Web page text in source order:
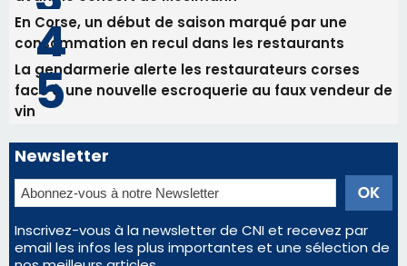
Les plus lus
Satine Nomary est la nouvelle Miss Corse 2026
Éclipse du 12 août : la Corse aux premières loges
d'un spectacle qui ne reviendra pas avant 2081
Bastia – Le festival Porto Latino évacué en urgence
avant le concert de Mosimann
En Corse, un début de saison marqué par une
consommation en recul dans les restaurants